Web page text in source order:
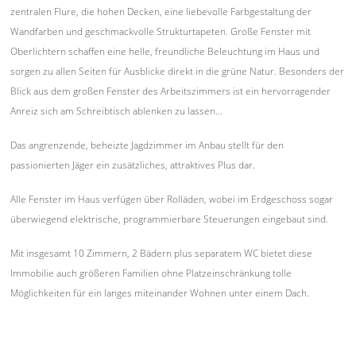
zentralen Flure, die hohen Decken, eine liebevolle Farbgestaltung der
Wandfarben und geschmackvolle Strukturtapeten. Große Fenster mit
Oberlichtern schaffen eine helle, freundliche Beleuchtung im Haus und
sorgen zu allen Seiten für Ausblicke direkt in die grüne Natur. Besonders der
Blick aus dem großen Fenster des Arbeitszimmers ist ein hervorragender
Anreiz sich am Schreibtisch ablenken zu lassen...
Das angrenzende, beheizte Jagdzimmer im Anbau stellt für den
passionierten Jäger ein zusätzliches, attraktives Plus dar.
Alle Fenster im Haus verfügen über Rolläden, wobei im Erdgeschoss sogar
überwiegend elektrische, programmierbare Steuerungen eingebaut sind.
Mit insgesamt 10 Zimmern, 2 Bädern plus separatem WC bietet diese
Immobilie auch größeren Familien ohne Platzeinschränkung tolle
Möglichkeiten für ein langes miteinander Wohnen unter einem Dach.